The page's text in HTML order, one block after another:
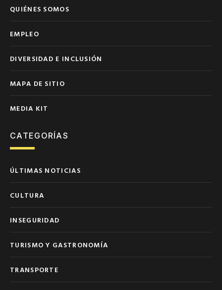
QUIÉNES SOMOS
EMPLEO
DIVERSIDAD E INCLUSIÓN
MAPA DE SITIO
MEDIA KIT
CATEGORÍAS
ÚLTIMAS NOTICIAS
CULTURA
INSEGURIDAD
TURISMO Y GASTRONOMÍA
TRANSPORTE